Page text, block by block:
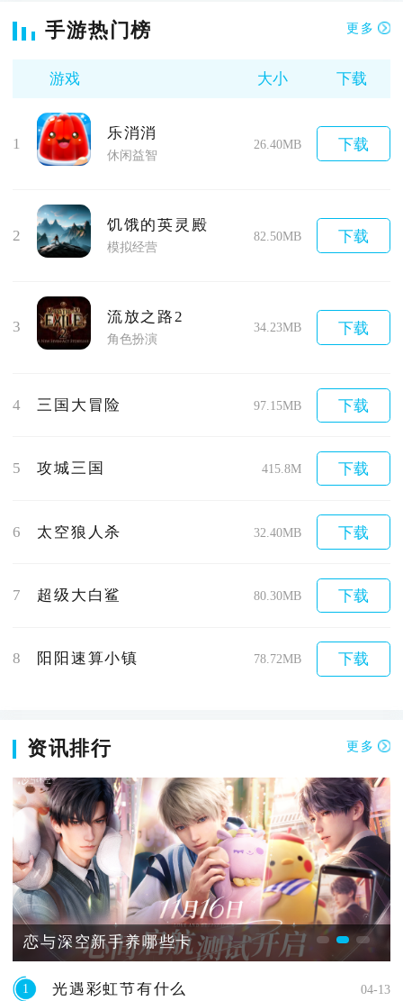
手游热门榜 更多
游戏 大小 下载
1
乐消消
休闲益智
26.40MB 下载
2
饥饿的英灵殿
模拟经营
82.50MB 下载
3
流放之路2
角色扮演
34.23MB 下载
4 三国大冒险 97.15MB 下载
5 攻城三国 415.8M 下载
6 太空狼人杀 32.40MB 下载
7 超级大白鲨 80.30MB 下载
8 阳阳速算小镇 78.72MB 下载
资讯排行 更多
恋与深空新手养哪些卡
1 光遇彩虹节有什么 04-13